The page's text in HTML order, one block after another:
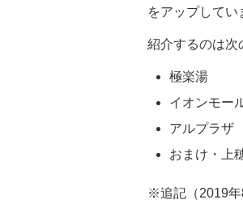
をアップしてい
紹介するのは次
極楽湯
イオンモー
アルプラザ
おまけ・上
※追記（2019年